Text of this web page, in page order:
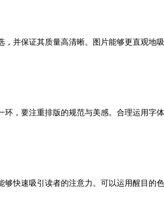
，并保证其质量高清晰。图片能够更直观地
环，要注重排版的规范与美感。合理运用字
够快速吸引读者的注意力。可以运用醒目